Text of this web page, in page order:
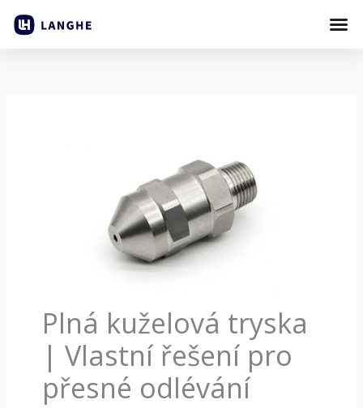
Plná kuželová tryska
| Vlastní řešení pro
přesné odlévání